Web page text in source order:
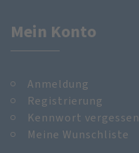
Mein Konto
Anmeldung
Registrierung
Kennwort vergessen
Meine Wunschliste